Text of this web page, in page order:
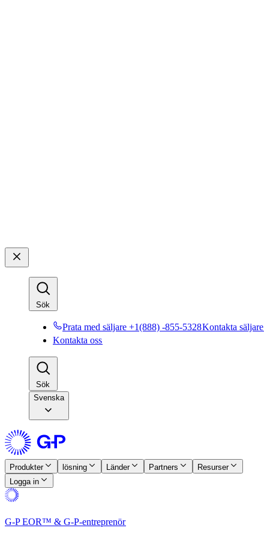
Sök​​
Prata med säljare +1(888) -855-5328​​Kontakta säljare​​
Kontakta oss​​
Sök​​
Svenska
Produkter​​ lösning​​ Länder​​ Partners​​
Resurser​​
Logga in​​
G-P EOR™ & G-P-entreprenör​​